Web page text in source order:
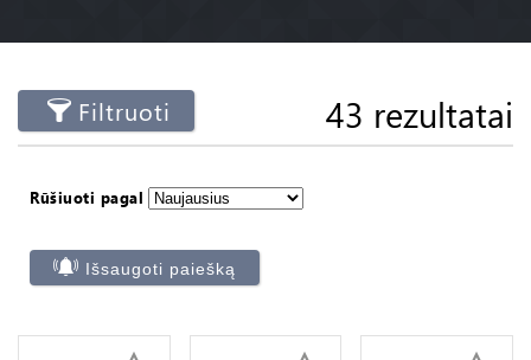
Filtruoti 43 rezultatai
Rūšiuoti pagal
Išsaugoti paiešką